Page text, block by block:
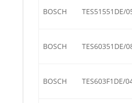
BOSCH TES51551DE/
BOSCH TES60351DE/
BOSCH TES603F1DE/